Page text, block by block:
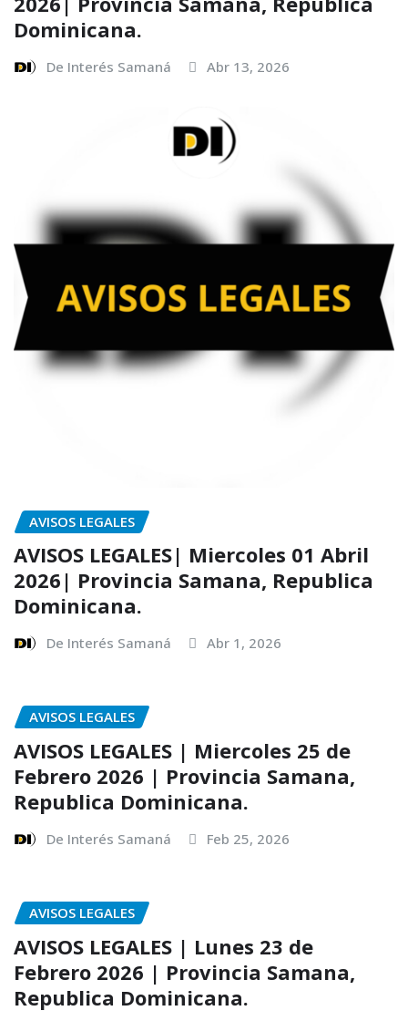
Dominicana.
De Interés Samaná Abr 13, 2026
AVISOS LEGALES
AVISOS LEGALES| Miercoles 01 Abril
2026| Provincia Samana, Republica
Dominicana.
De Interés Samaná Abr 1, 2026
AVISOS LEGALES
AVISOS LEGALES | Miercoles 25 de
Febrero 2026 | Provincia Samana,
Republica Dominicana.
De Interés Samaná Feb 25, 2026
AVISOS LEGALES
AVISOS LEGALES | Lunes 23 de
Febrero 2026 | Provincia Samana,
Republica Dominicana.